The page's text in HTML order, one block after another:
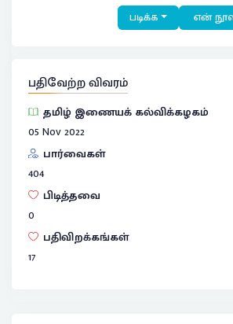
படிக்க என்
பதிவேற்ற விவரம்
தமிழ் இணையக் கல்விக்கழகம்
05 Nov 2022
பார்வைகள்
404
பிடித்தவை
0
பதிவிறக்கங்கள்
17